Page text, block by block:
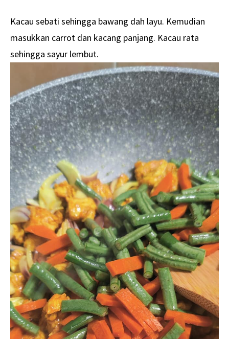
Kacau sebati sehingga bawang dah layu. Kemudian
masukkan carrot dan kacang panjang. Kacau rata
sehingga sayur lembut.